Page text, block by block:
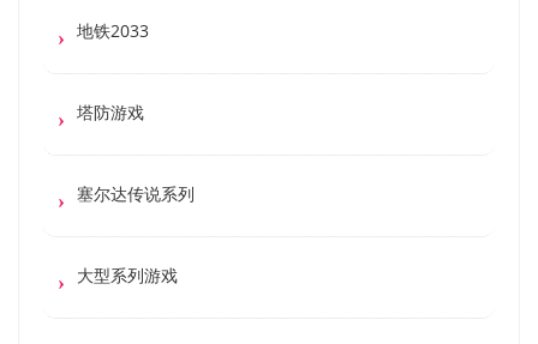
地铁2033
塔防游戏
塞尔达传说系列
大型系列游戏